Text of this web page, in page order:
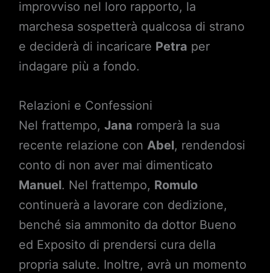
improvviso nel loro rapporto, la
marchesa sospetterà qualcosa di strano
e deciderà di incaricare Petra per
indagare più a fondo.
Relazioni e Confessioni
Nel frattempo, Jana romperà la sua
recente relazione con Abel, rendendosi
conto di non aver mai dimenticato
Manuel. Nel frattempo, Romulo
continuerà a lavorare con dedizione,
benché sia ammonito da dottor Bueno
ed Exposito di prendersi cura della
propria salute. Inoltre, avrà un momento